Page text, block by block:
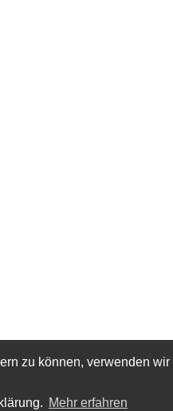
zu können, verwenden
Mehr erfahren